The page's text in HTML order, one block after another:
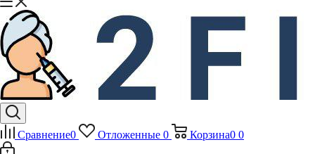
Сравнение0 Отложенные 0 Корзина0 0